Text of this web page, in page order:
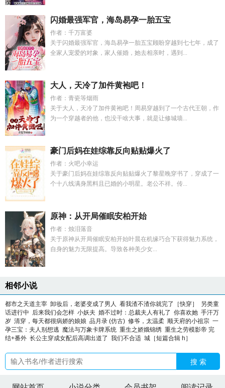
闪婚最强军官，海岛易孕一胎五宝
作者：千万富婆
关于闪婚最强军官，海岛易孕一胎五宝顾盼穿越到七七年，成了
全家人宠爱的对象，家人催婚，她去相亲时，遇到...
大人，天冷了加件黄袍吧！
作者：青瓷等烟雨
关于大人，天冷了加件黄袍吧！周易穿越到了一个古代王朝，作
为一个穿越者的他，也没干啥大事，就是让修城墙...
豪门后妈在娃综靠反向贴贴爆火了
作者：火吧小幸运
关于豪门后妈在娃综靠反向贴贴爆火了黎星晚穿书了，穿成了一
个十八线满身黑料且已婚的小明星。老公不祥。传...
原神：从开局催眠安柏开始
作者：烛泪落音
关于原神从开局催眠安柏开始叶晨在机缘巧合下获得魅力系统，
自身的魅力无限提高。导致各种美少女...
相邻小说
都市之天道主宰 卸妆后，老婆变成了男人 看我渣不渣你就完了［快穿］
另类童
话进行中 后来我们会怎样 小妖夫 婚不过时：总裁夫人有礼了 你喜欢她 手汗万
岁 清穿，每天都很病娇的娘娘 品月录 (仿古) 修爷，太温柔 顺天府的小祖宗 一
孕三宝：夫人别想逃 魔法与万象卡牌系统 重生之娇娥锦绣 重生之劳模影帝 完
结+番外 长公主穿成女配后高调出道了 我们不合适 城［短篇合辑 h］
搜 索